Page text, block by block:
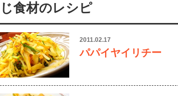
食材のレシピ
2011.02.17
パパイヤイリチー